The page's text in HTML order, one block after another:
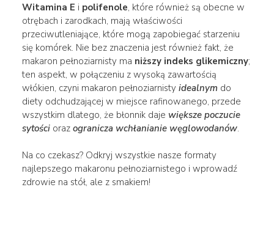
Witamina E i polifenole, które również są obecne w
otrębach i zarodkach, mają właściwości
przeciwutleniające, które mogą zapobiegać starzeniu
się komórek. Nie bez znaczenia jest również fakt, że
makaron pełnoziarnisty ma niższy indeks glikemiczny;
ten aspekt, w połączeniu z wysoką zawartością
włókien, czyni makaron pełnoziarnisty idealnym do
diety odchudzającej w miejsce rafinowanego, przede
wszystkim dlatego, że błonnik daje większe poczucie
sytościoraz ogranicza wchłanianie węglowodanów.
Na co czekasz? Odkryj wszystkie nasze formaty
najlepszego makaronu pełnoziarnistego i wprowadź
zdrowie na stół, ale z smakiem!